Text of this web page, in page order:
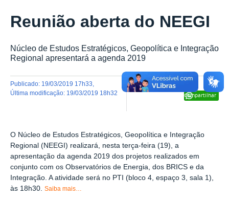
Reunião aberta do NEEGI
Núcleo de Estudos Estratégicos, Geopolítica e Integração
Regional apresentará a agenda 2019
Compartilhar
publicado: 19/03/2019 17h33
última modificação: 19/03/2019 18h32
O Núcleo de Estudos Estratégicos, Geopolítica e Integração
Regional (NEEGI) realizará, nesta terça-feira (19), a
apresentação da agenda 2019 dos projetos realizados em
conjunto com os Observatórios de Energia, dos BRICS e da
Integração. A atividade será no PTI (bloco 4, espaço 3, sala 1),
às 18h30. Saiba mais…